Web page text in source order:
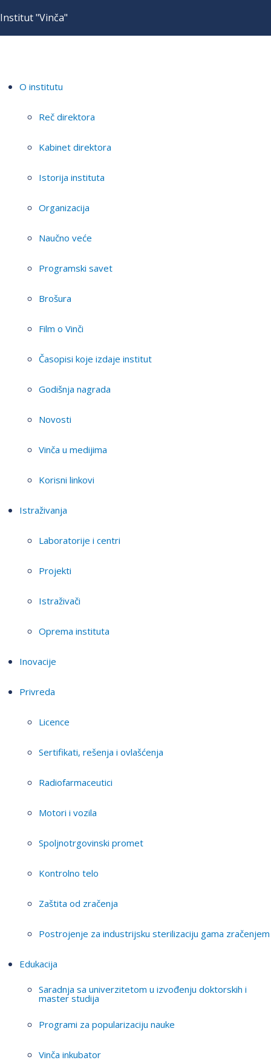
Institut "Vinča"
O institutu
Reč direktora
Kabinet direktora
Istorija instituta
Organizacija
Naučno veće
Programski savet
Brošura
Film o Vinči
Časopisi koje izdaje institut
Godišnja nagrada
Novosti
Vinča u medijima
Korisni linkovi
Istraživanja
Laboratorije i centri
Projekti
Istraživači
Oprema instituta
Inovacije
Privreda
Licence
Sertifikati, rešenja i ovlašćenja
Radiofarmaceutici
Motori i vozila
Spoljnotrgovinski promet
Kontrolno telo
Zaštita od zračenja
Postrojenje za industrijsku sterilizaciju gama zračenjem
Edukacija
Saradnja sa univerzitetom u izvođenju doktorskih i
master studija
Programi za popularizaciju nauke
Vinča inkubator